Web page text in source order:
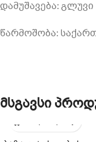
დამუშავება: გლუვი
წარმოშობა:
მსგავსი